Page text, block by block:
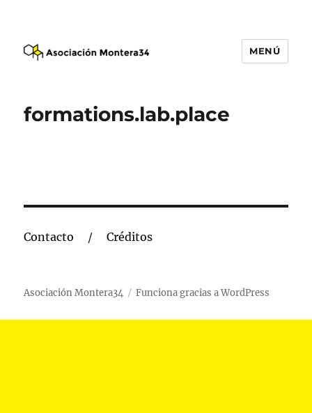
MENÚ
formations.lab.place
Contacto Créditos
Asociación Montera34 Funciona gracias a WordPress